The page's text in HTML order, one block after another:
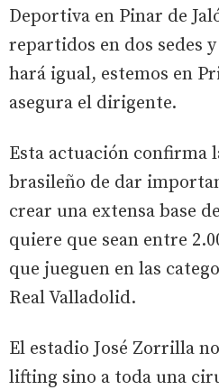
Deportiva en Pinar de
repartidos en dos sedes y
hará igual, estemos en
asegura el dirigente.
Esta actuación confirma
brasileño de dar
crear una extensa base
quiere que sean entre
que jueguen en las
Real Valladolid.
El estadio José Zorrilla
lifting sino a toda una